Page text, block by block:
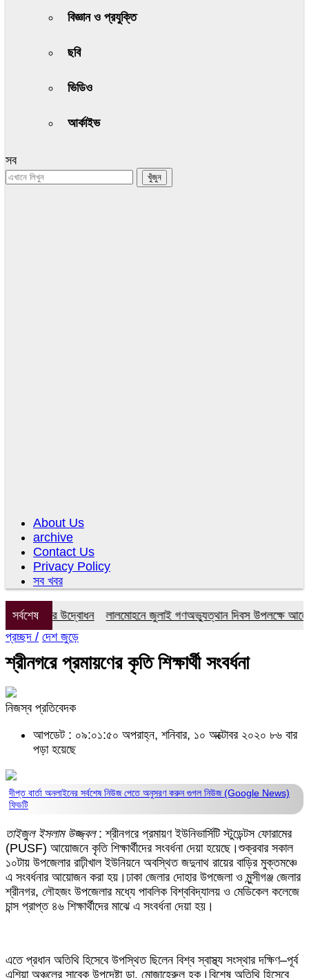
বিজ্ঞান ও প্রযুক্তি
ছবি
ভিডিও
আর্কাইভ
সব
About Us
archive
Contact Us
Privacy Policy
সব খবর
সর্বশেষ উদ্বোধন
লালমোহনে জুলাই গণঅভ্যুত্থান দিবস উপলক্ষে আলোচনা
প্রচ্ছদ / দেশ জুড়ে
শ্রীনগরে প্রমায়ণের কৃতি শিক্ষার্থী সংবর্ধনা
নিজস্ব প্রতিবেদক
আপডেট : ০৯:০১:৫০ অপরাহ্ন, শনিবার, ১০ অক্টোবর ২০২০ ৮৬ বার
পড়া হয়েছে
দীপ্ত বার্তা অনলাইনের সর্বশেষ নিউজ পেতে অনুসরণ করুনগুগল নিউজ (Google News)
ফিডটি
তাইজুল ইসলাম উজ্জ্বল: শ্রীনগরে প্রমায়ণ ইউনিভার্সিটি স্টুডেন্টস ফোরামের
(PUSF) আয়োজনে কৃতি শিক্ষার্থীদের সংবর্ধনা দেয়া হয়েছে।শুক্রবার সকাল
১০টায় উপজেলার রাঢ়ীখাল ইউনিয়নে অবস্থিত জদুনাথ রায়ের বাড়ির মুক্তমঞ্চে
এ সংবর্ধনার আয়োজন করা হয়।ঢাকা জেলার দোহার উপজেলা ও মুন্সীগঞ্জ জেলার
শ্রীনগর, লৌহজং উপজেলার মধ্যে পাবলিক বিশ্ববিদ্যালয় ও মেডিকেল কলেজে
চান্স প্রাপ্ত ৪৬ শিক্ষার্থীদের মাঝে এ সংবর্ধনা দেয়া হয়।
এতে প্রধান অতিথি হিসেবে উপস্থিত ছিলেন বিশ্ব স্বাস্থ্য সংস্থার দক্ষিণ–পূর্ব
এশিয়া অঞ্চলের সাবেক উপদেষ্টা ডা. মোজাহেরুল হক।বিশেষ অতিথি হিসেবে